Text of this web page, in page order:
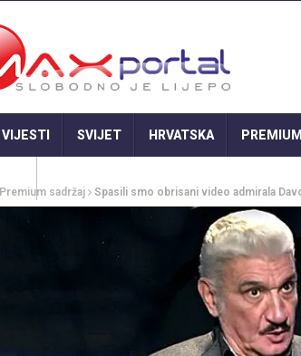
VIJESTI SVIJET HRVATSKA
Premium sadržaj Spasili smo obrisani video admirala